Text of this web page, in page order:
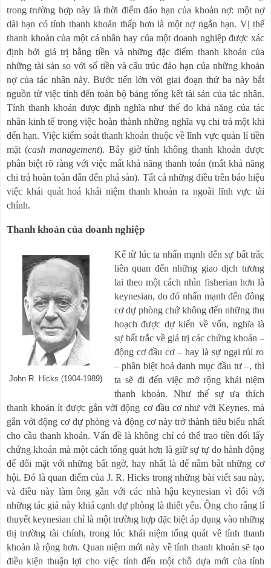
trong trường hợp này là thời điểm đáo hạn của khoản nợ: một nợ
dài hạn có tính thanh khoản thấp hơn là một nợ ngắn hạn. Vị thế
thanh khoản của một cá nhân hay của một doanh nghiệp được xác
định bởi giá trị bằng tiền và những đặc điểm thanh khoản của
những tài sản so với số tiền và cấu trúc đáo hạn của những khoản
nợ của tác nhân này. Bước tiến lớn với giai đoạn thứ ba này bắt
nguồn từ việc tính đến toàn bộ bảng tổng kết tài sản của tác nhân.
Tính thanh khoản được định nghĩa như thế đo khả năng của tác
nhân kinh tế trong việc hoàn thành những nghĩa vụ chi trả một khi
đến hạn. Việc kiểm soát thanh khoản thuộc về lĩnh vực quản lí tiền
mặt (cash management). Bây giờ tính không thanh khoản được
phân biệt rõ ràng với việc mất khả năng thanh toán (mất khả năng
chi trả hoàn toàn dẫn đến phá sản). Tất cả những điều trên báo hiệu
việc khái quát hoá khái niệm thanh khoản ra ngoài lĩnh vực tài
chính.
Thanh khoản của doanh nghiệp
John R. Hicks (1904-1989)
Kể từ lúc ta nhấn mạnh đến sự bất trắc
liên quan đến những giao dịch tương
lai theo một cách nhìn fisherian hơn là
keynesian, do đó nhấn mạnh đến đông
cơ dự phòng chứ không đến những thu
hoạch được dự kiến về vốn, nghĩa là
sự bất trắc về giá trị các chứng khoán –
động cơ đầu cơ–hay là sự ngại rủi ro
–phân biệt hoá danh mục đầu tư–, thì
ta sẽ đi đến việc mở rộng khái niệm
thanh khoản. Như thế sự ưa thích
thanh khoản ít được gắn với động cơ đầu cơ như với Keynes, mà
gắn với động cơ dự phòng và động cơ này trở thành tiêu biểu nhất
cho cầu thanh khoản. Vấn đề là không chỉ có thể trao tiền đổi lấy
chứng khoán mà một cách tổng quát hơn là giữ sự tự do hành động
để đối mặt với những bất ngờ, hay nhất là để nắm bắt những cơ
hội. Đó là quan điểm của J. R. Hicks trong những bài viết sau này,
và điều này làm ông gần với các nhà hậu keynesian vì đối với
những tác giả này khiá cạnh dự phòng là thiết yếu. Ông cho rằng lí
thuyết keynesian chỉ là một trường hợp đặc biệt áp dụng vào những
thị trường tài chính, trong lúc khái niệm tổng quát về tính thanh
khoản là rộng hơn. Quan niệm mới này về tính thanh khoản sẽ tạo
điều kiện thuận lợi cho việc tính đến một chỗ dựa mới của tính